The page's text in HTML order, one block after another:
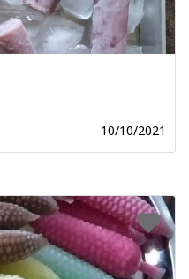
10/10/2021